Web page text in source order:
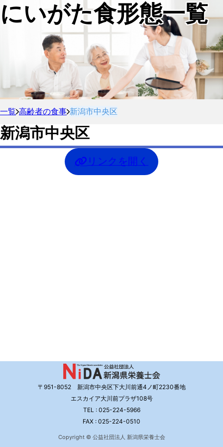
にいがた食形態一覧
一覧 高齢者の食事 新潟市中央区
新潟市中央区
リンクを開く
〒951-8052 新潟市中央区下大川前通4ノ町2230番地
エスカイア大川前プラザ108号
TEL : 025-224-5966
FAX : 025-224-0510
Copyright © 公益社団法人 新潟県栄養士会